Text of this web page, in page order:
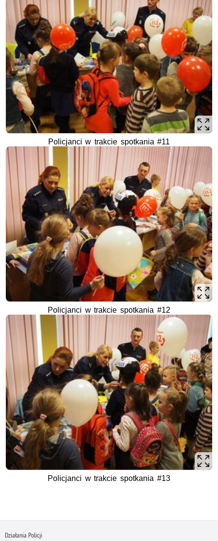
Policjanci w trakcie spotkania #11
Policjanci w trakcie spotkania #12
Policjanci w trakcie spotkania #13
Działania Policji